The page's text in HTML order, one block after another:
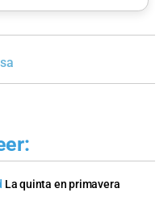
La quinta en primavera